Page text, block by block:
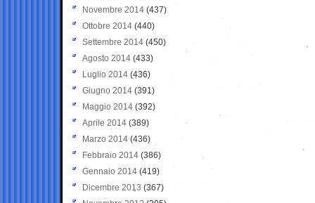
Novembre 2014 (437)
Ottobre 2014 (440)
Settembre 2014 (450)
Agosto 2014 (433)
Luglio 2014 (436)
Giugno 2014 (391)
Maggio 2014 (392)
Aprile 2014 (389)
Marzo 2014 (436)
Febbraio 2014 (386)
Gennaio 2014 (419)
Dicembre 2013 (367)